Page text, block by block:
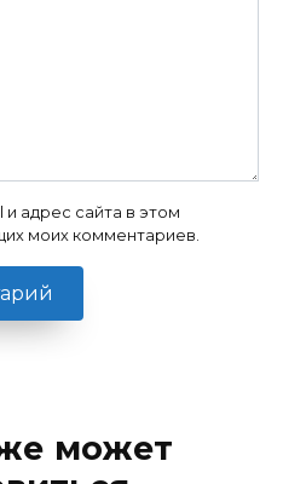
адрес сайта в этом
моих комментариев.
может